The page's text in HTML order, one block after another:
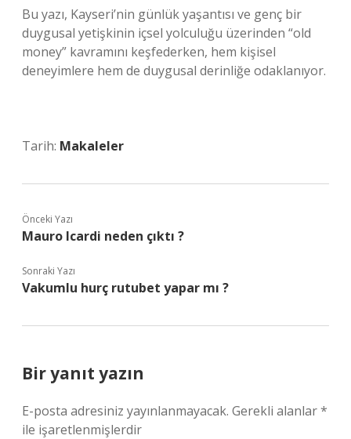
Bu yazı, Kayseri’nin günlük yaşantısı ve genç bir
duygusal yetişkinin içsel yolculuğu üzerinden “old
money” kavramını keşfederken, hem kişisel
deneyimlere hem de duygusal derinliğe odaklanıyor.
Tarih: Makaleler
Önceki Yazı
Mauro Icardi neden çıktı ?
Sonraki Yazı
Vakumlu hurç rutubet yapar mı ?
Bir yanıt yazın
E-posta adresiniz yayınlanmayacak. Gerekli alanlar*
ile işaretlenmişlerdir